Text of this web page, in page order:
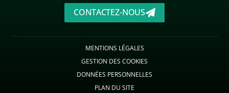
CONTACTEZ-NOUS
MENTIONS LÉGALES
GESTION DES COOKIES
DONNÉES PERSONNELLES
PLAN DU SITE